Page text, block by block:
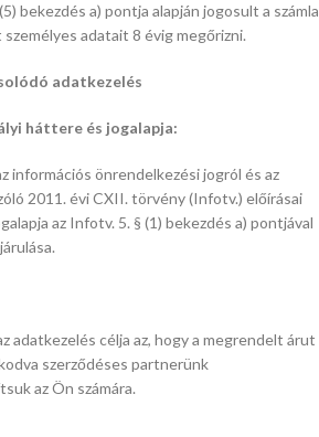
bekezdés a) pontja alapján jogosult a számla
adatait 8 évig megőrizni.
adatkezelés
háttere és jogalapja:
információs önrendelkezési jogról és az
2011. évi CXII. törvény (Infotv.) előírásai
az Infotv. 5. § (1) bekezdés a) pontjával
adatkezelés célja az, hogy a megrendelt árut
szerződéses partnerünk
az Ön számára.